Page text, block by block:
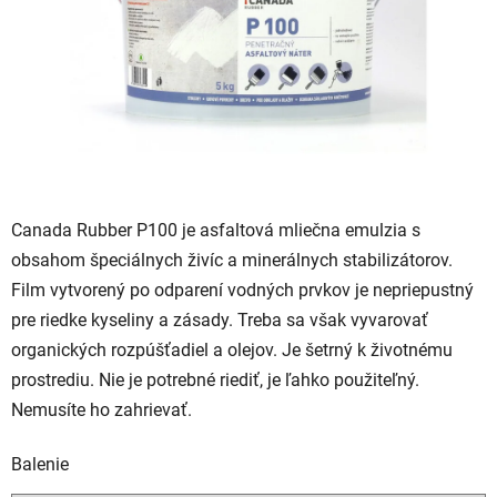
Canada Rubber P100 je asfaltová mliečna emulzia s
obsahom špeciálnych živíc a minerálnych stabilizátorov.
Film vytvorený po odparení vodných prvkov je nepriepustný
pre riedke kyseliny a zásady. Treba sa však vyvarovať
organických rozpúšťadiel a olejov. Je šetrný k životnému
prostrediu. Nie je potrebné riediť, je ľahko použiteľný.
Nemusíte ho zahrievať.
Balenie